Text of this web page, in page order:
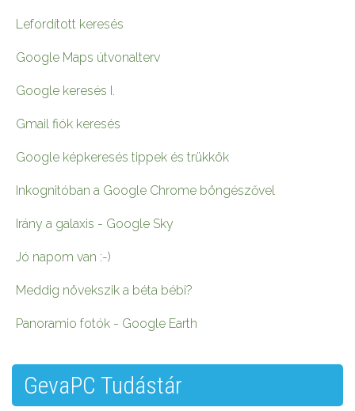
Lefordított keresés
Google Maps útvonalterv
Google keresés I.
Gmail fiók keresés
Google képkeresés tippek és trükkök
Inkognitóban a Google Chrome böngészővel
Irány a galaxis - Google Sky
Jó napom van :-)
Meddig növekszik a béta bébi?
Panoramio fotók - Google Earth
GevaPC Tudástár